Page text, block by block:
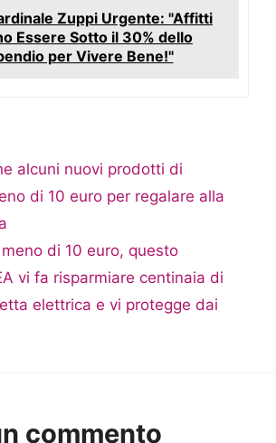
Zuppi Urgente: "Affitti
Essere Sotto il 30% dello
per Vivere Bene!"
alcuni nuovi prodotti di
di 10 euro per regalare alla
di 10 euro, questo
vi fa risparmiare centinaia di
elettrica e vi protegge dai
commento